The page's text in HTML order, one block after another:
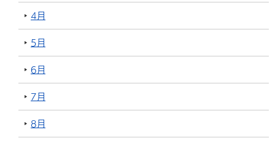
4月
5月
6月
7月
8月